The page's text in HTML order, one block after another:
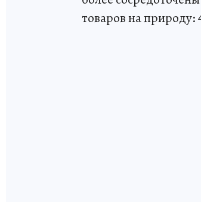
товаров на природу: